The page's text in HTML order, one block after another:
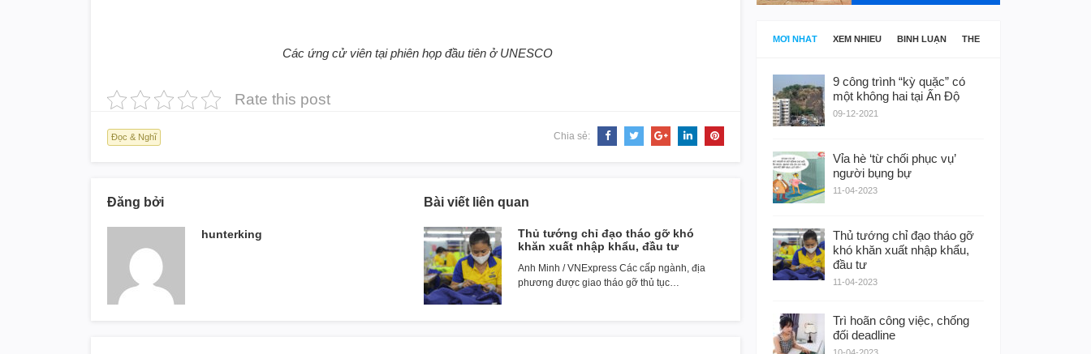
Các ứng cử viên tại phiên họp đầu tiên ở UNESCO
Rate this post
Đọc & Nghĩ Chia sẻ:
Đăng bởi
hunterking
Bài viết liên quan
Thủ tướng chỉ đạo tháo gỡ khó
khăn xuất nhập khẩu, đầu tư
Anh Minh / VNExpress Các cấp ngành, địa
phương được giao tháo gỡ thủ tục…
MỚI NHẤT XEM NHIỀU BÌNH LUẬN THẺ
9 công trình “kỳ quặc” có
một không hai tại Ấn Độ
09-12-2021
Vỉa hè ‘từ chối phục vụ’
người bụng bự
11-04-2023
Thủ tướng chỉ đạo tháo gỡ
khó khăn xuất nhập khẩu,
đầu tư
11-04-2023
Trì hoãn công việc, chống
đối deadline